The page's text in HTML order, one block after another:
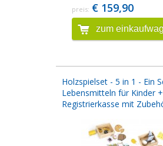
preis: € 159,90
zum
Holzspielset - 5 in 1 - Ein
Lebensmitteln für Kinder +
Registrierkasse mit